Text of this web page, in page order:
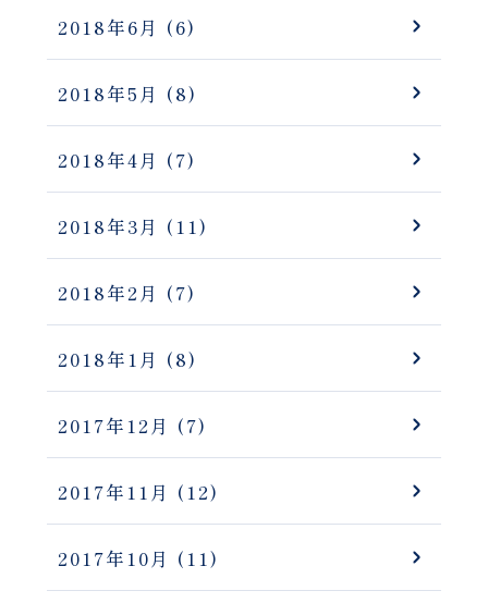
2018年6月 (6)
2018年5月 (8)
2018年4月 (7)
2018年3月 (11)
2018年2月 (7)
2018年1月 (8)
2017年12月 (7)
2017年11月 (12)
2017年10月 (11)